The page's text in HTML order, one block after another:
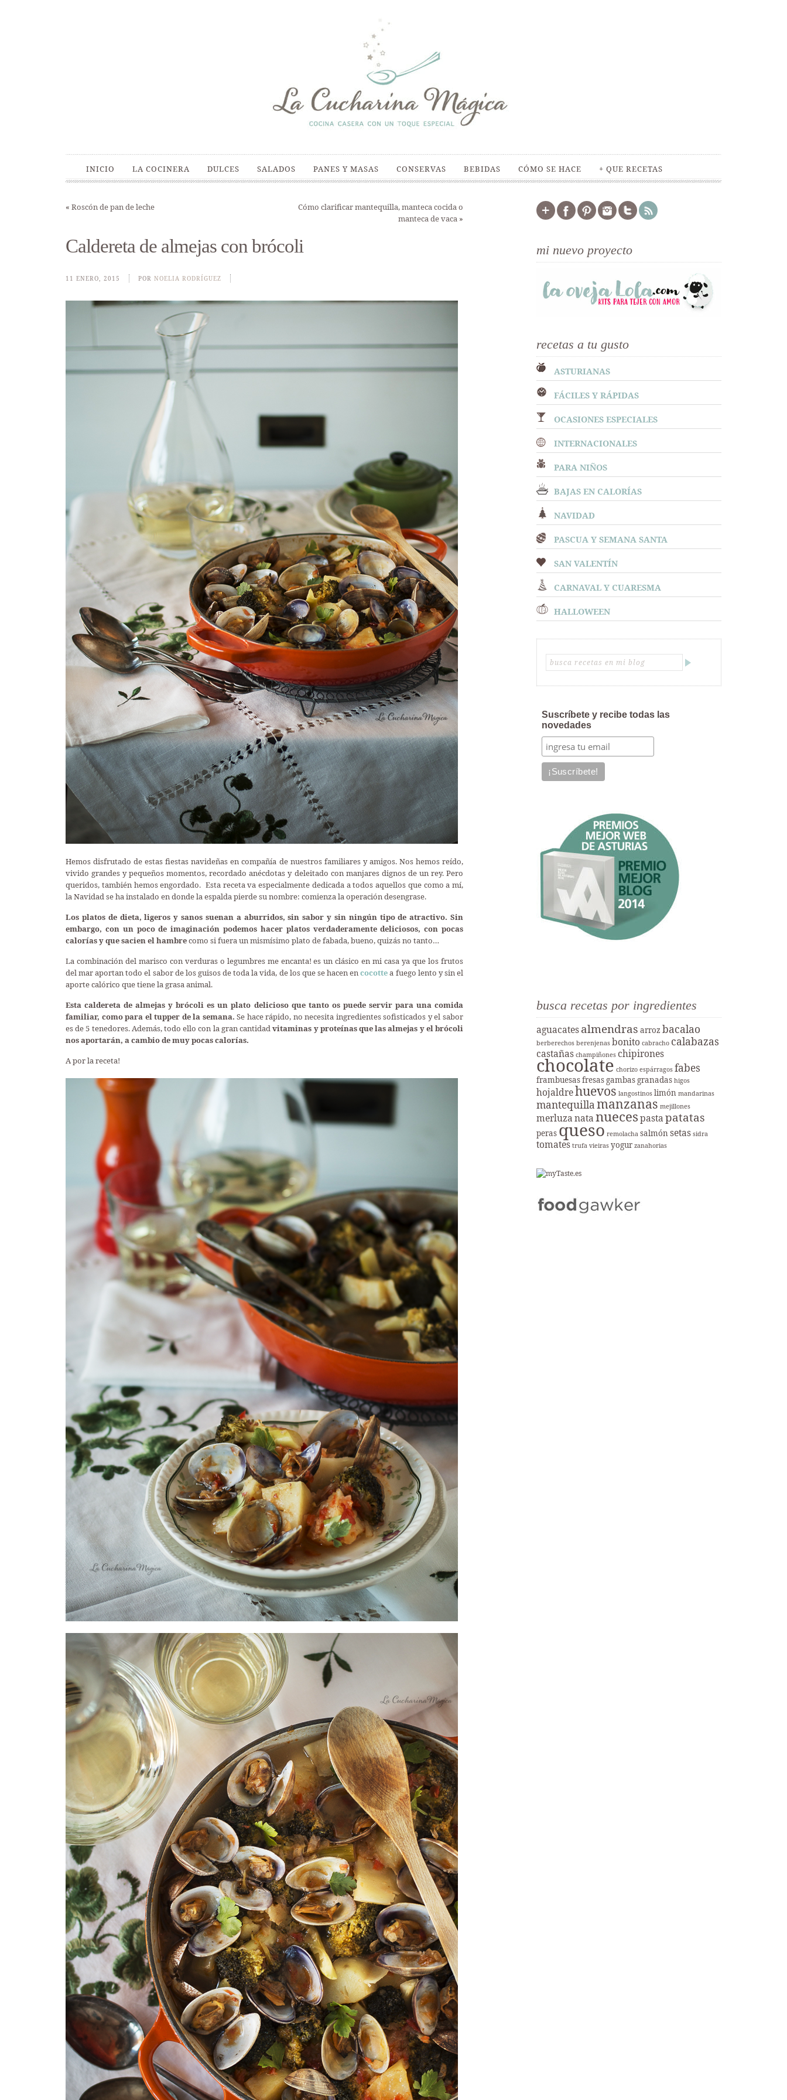
INICIO LA COCINERA DULCES SALADOS PANES Y MASAS CONSERVAS BEBIDAS CÓMO SE HACE + QUE RECETAS
« Roscón de pan de leche
Cómo clarificar mantequilla, manteca cocida o
manteca de vaca »
Caldereta de almejas con brócoli
11 ENERO, 2015 POR NOELIA RODRÍGUEZ
Hemos disfrutado de estas fiestas navideñas en compañía de nuestros familiares y amigos. Nos hemos reído,
vivido grandes y pequeños momentos, recordado anécdotas y deleitado con manjares dignos de un rey. Pero
queridos, también hemos engordado. Esta receta va especialmente dedicada a todos aquellos que como a mí,
la Navidad se ha instalado en donde la espalda pierde su nombre: comienza la operación desengrase.
Los platos de dieta, ligeros y sanos suenan a aburridos, sin sabor y sin ningún tipo de atractivo. Sin
embargo, con un poco de imaginación podemos hacer platos verdaderamente deliciosos, con pocas
calorías y que sacien el hambrecomo si fuera un mismísimo plato de fabada, bueno, quizás no tanto…
La combinación del marisco con verduras o legumbres me encanta! es un clásico en mi casa ya que los frutos
del mar aportan todo el sabor de los guisos de toda la vida, de los que se hacen encocottea fuego lento y sin el
aporte calórico que tiene la grasa animal.
Esta caldereta de almejas y brócoli es un plato delicioso que tanto os puede servir para una comida
familiar, como para el tupper de la semana. Se hace rápido, no necesita ingredientes sofisticados y el sabor
es de 5 tenedores. Además, todo ello con la gran cantidadvitaminas y proteínas que las almejas y el brócoli
nos aportarán, a cambio de muy pocas calorías.
A por la receta!
mi nuevo proyecto
recetas a tu gusto
ASTURIANAS
FÁCILES Y RÁPIDAS
OCASIONES ESPECIALES
INTERNACIONALES
PARA NIÑOS
BAJAS EN CALORÍAS
NAVIDAD
PASCUA Y SEMANA SANTA
SAN VALENTÍN
CARNAVAL Y CUARESMA
HALLOWEEN
Suscríbete y recibe todas las
novedades
busca recetas por ingredientes
aguacatesalmendras arroz bacalao
berberechos berenjenas bonito cabracho calabazas
castañas champiñones chipirones
chocolate chorizo espárragos fabes
frambuesasfresas gambas granadas higos
hojaldrehuevos langostinos limón mandarinas
mantequilla manzanas mejillones
merluzanatanuecespastapatatas
peras queso remolacha salmón setas sidra
tomates trufa vieiras yogur zanahorias